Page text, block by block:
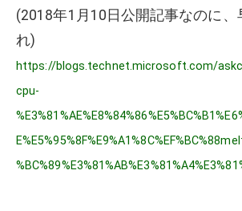
(2018年1月10日公開記事なのに、
れ)
https://blogs.technet.microsoft.com/
cpu-